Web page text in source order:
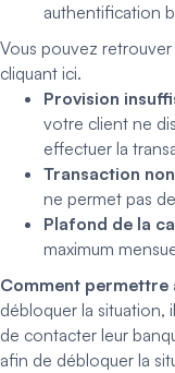
authentification
Vous pouvez
cliquant ici.
Provision
votre client ne
effectuer la
Transaction
ne permet pas
Plafond de la
maximum
Comment permettre
débloquer la situation,
de contacter leur
afin de débloquer la